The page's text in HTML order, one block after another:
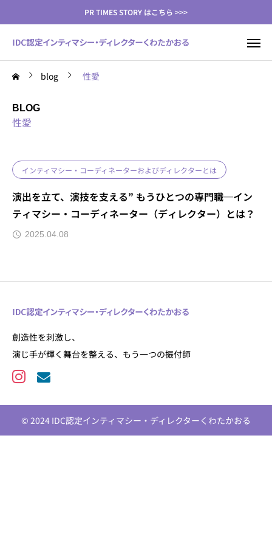
PR TIMES STORY はこちら >>>
blog 性愛
BLOG
性愛
インティマシー・コーディネーターおよびディレクターとは
演出を立て、演技を支える” もうひとつの専門職─イン
ティマシー・コーディネーター（ディレクター）とは？
2025.04.08
創造性を刺激し、
演じ手が輝く舞台を整える、もう一つの振付師
© 2024 IDC認定インティマシー・ディレクターくわたかおる